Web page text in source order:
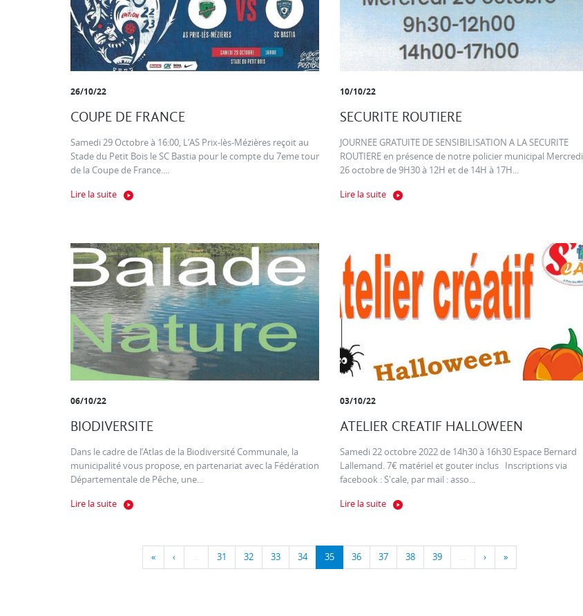
26/10/22
COUPE DE FRANCE
Samedi 29 Octobre à 16:00, L’AS Prix-lès-Mézières reçoit au
Stade du Petit Bois le SC Bastia pour le compte du 7eme tour
de la Coupe de France....
Lire la suite
10/10/22
SECURITE ROUTIERE
JOURNEE GRATUITE DE SENSIBILISATION A LA SECURITE
ROUTIERE en présence de notre policier municipal Mercredi
26 octobre de 9H30 à 12H et de 14H à 17H...
Lire la suite
06/10/22
BIODIVERSITE
Dans le cadre de l’Atlas de la Biodiversité Communale, la
municipalité vous propose, en partenariat avec la Fédération
Départementale de Pêche, une...
Lire la suite
03/10/22
ATELIER CREATIF HALLOWEEN
Samedi 22 octobre 2022 de 14h30 à 16h30 Espace Bernard
Lallemand. 7€ matériel et gouter inclus Inscriptions via
facebook : S'cale, par mail : asso...
Lire la suite
« ‹ … 31 32 33 34 35 36 37 38 39 … › »